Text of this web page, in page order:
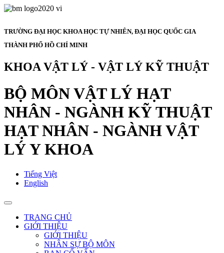
TRƯỜNG ĐẠI HỌC KHOA HỌC TỰ NHIÊN, ĐẠI HỌC QUỐC GIA
THÀNH PHỐ HỒ CHÍ MINH
KHOA VẬT LÝ - VẬT LÝ KỸ THUẬT
BỘ MÔN VẬT LÝ HẠT
NHÂN - NGÀNH KỸ THUẬT
HẠT NHÂN - NGÀNH VẬT
LÝ Y KHOA
Tiếng Việt
English
TRANG CHỦ
GIỚI THIỆU
GIỚI THIỆU
NHÂN SỰ BỘ MÔN